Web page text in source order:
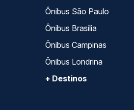
Ônibus São Paulo
Ônibus Brasília
Ônibus Campinas
Ônibus Londrina
+ Destinos